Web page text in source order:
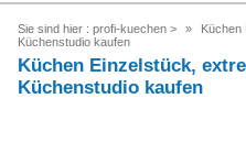
Sie sind hier : profi-kuechen >
Küchen
Küchenstudio kaufen
Küchen Einzelstück,
Küchenstudio kaufen